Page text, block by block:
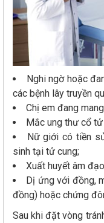
Nghi ngờ hoặc
các bệnh lây truyền
Chị em đang
Mắc ung thư cổ
Nữ giới có tiền
sinh tại tử cung;
Xuất huyết âm
Dị ứng với đồng,
đồng) hoặc chứng
Sau khi đặt vòng